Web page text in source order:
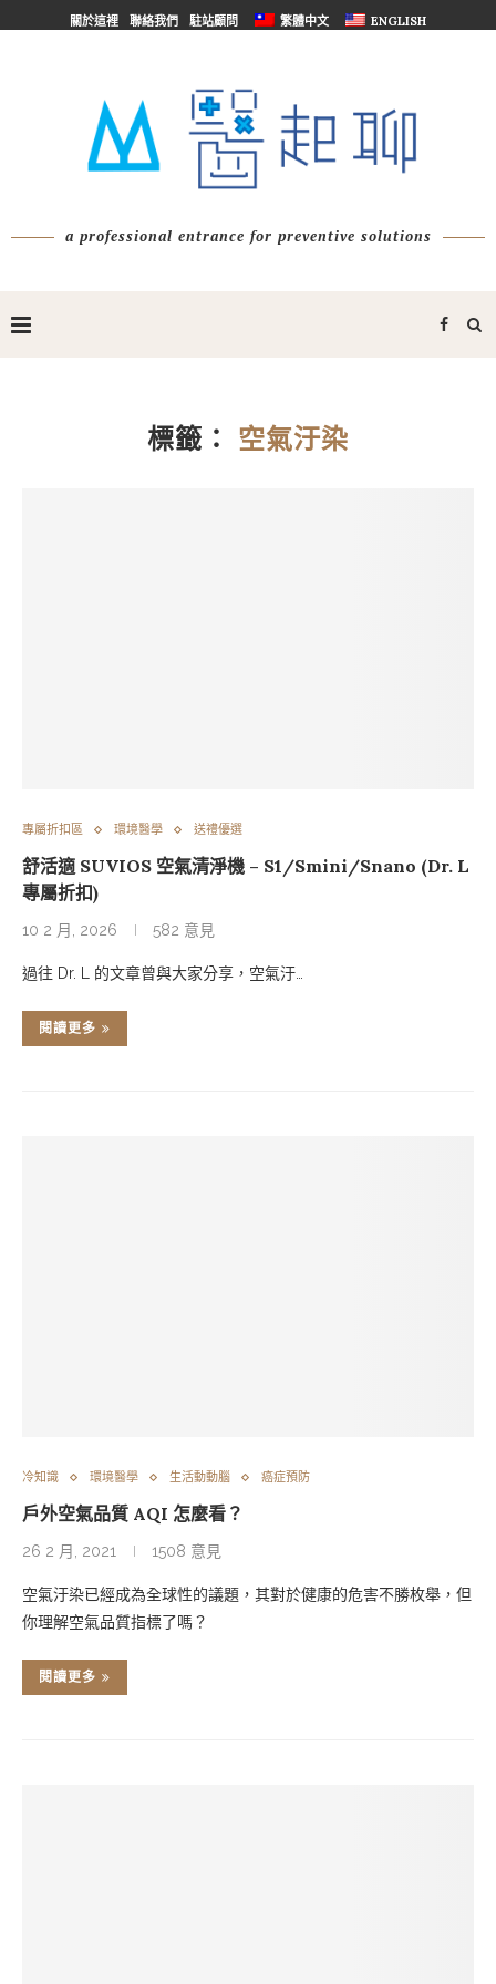
關於這裡 聯絡我們 駐站顧問 繁體中文 ENGLISH
a professional entrance for preventive solutions
標籤： 空氣汙染
專屬折扣區 環境醫學 送禮優選
舒活適 SUVIOS 空氣清淨機 – S1/Smini/Snano (Dr. L
專屬折扣)
10 2 月, 2026 582 意見
過往 Dr. L 的文章曾與大家分享，空氣汙…
閱讀更多
冷知識 環境醫學 生活動動腦 癌症預防
戶外空氣品質 AQI 怎麼看？
26 2 月, 2021 1508 意見
空氣汙染已經成為全球性的議題，其對於健康的危害不勝枚舉，但
你理解空氣品質指標了嗎？
閱讀更多